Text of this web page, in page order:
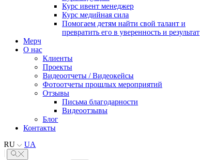
Курс ивент менеджер
Курс медийная сила
Помогаем детям найти свой талант и
превратить его в уверенность и результат
Мерч
О нас
Клиенты
Проекты
Видеоотчеты / Видеокейсы
Фотоотчеты прошлых мероприятий
Отзывы
Письма благодарности
Видеоотзывы
Блог
Контакты
RU
UA